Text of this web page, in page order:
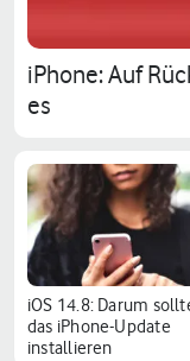
iPhone: Auf
es
iOS 14.8: Darum
das iPhone-Update
installieren